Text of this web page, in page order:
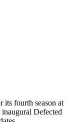
fourth season at
Defected